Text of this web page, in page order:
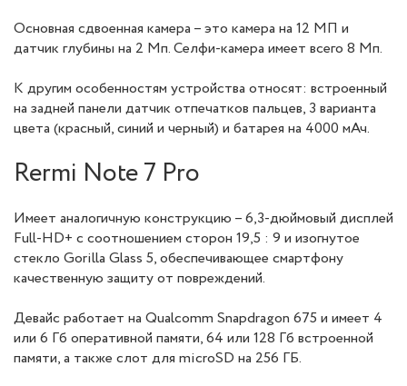
Основная сдвоенная камера – это камера на 12 МП и
датчик глубины на 2 Мп. Селфи-камера имеет всего 8 Мп.
К другим особенностям устройства относят: встроенный
на задней панели датчик отпечатков пальцев, 3 варианта
цвета (красный, синий и черный) и батарея на 4000 мАч.
Rermi Note 7 Pro
Имеет аналогичную конструкцию – 6,3-дюймовый дисплей
Full-HD+ с соотношением сторон 19,5 : 9 и изогнутое
стекло Gorilla Glass 5, обеспечивающее смартфону
качественную защиту от повреждений.
Девайс работает на Qualcomm Snapdragon 675 и имеет 4
или 6 Гб оперативной памяти, 64 или 128 Гб встроенной
памяти, а также слот для microSD на 256 ГБ.